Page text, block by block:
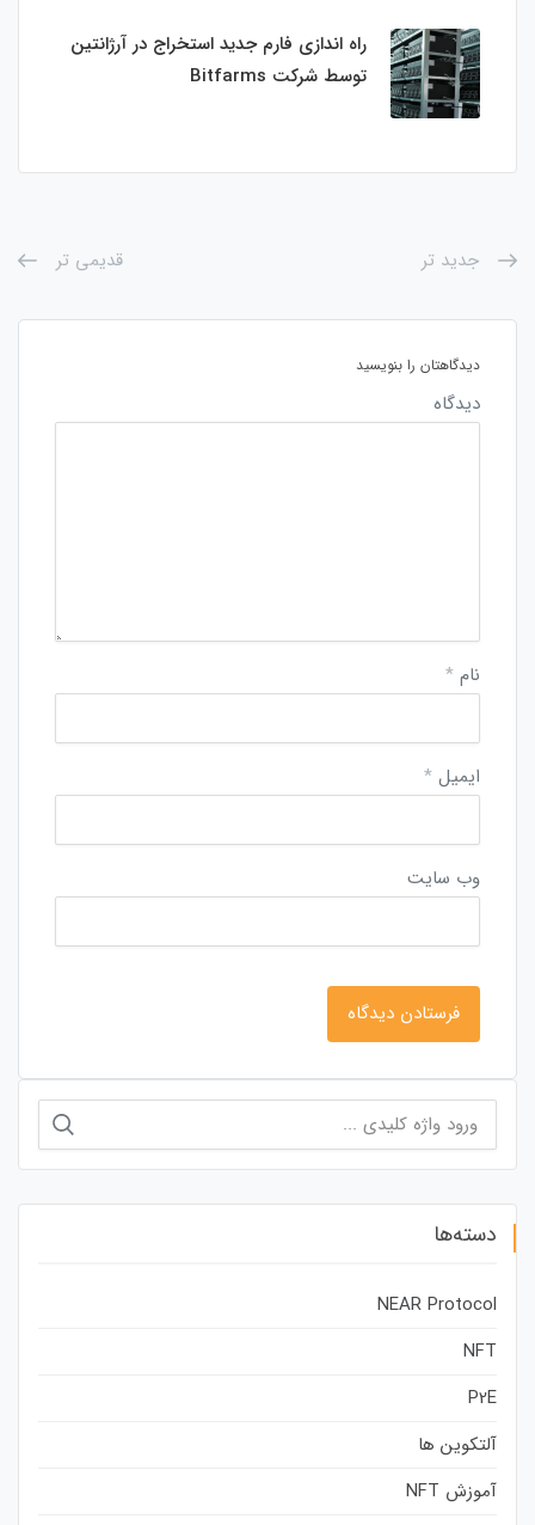
راه اندازی فارم جدید استخراج در آرژانتین
توسط شرکت Bitfarms
جدید تر قدیمی تر
دیدگاهتان را بنویسید
دیدگاه
نام *
ایمیل *
وب‌ سایت
برای:
دسته‌ها
NEAR Protocol
NFT
P2E
آلتکوین ها
آموزش NFT